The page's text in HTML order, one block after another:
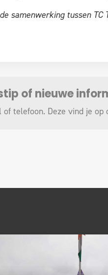
samenwerking tussen TC
of nieuwe
telefoon. Deze vind je op